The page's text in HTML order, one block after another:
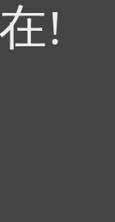
!